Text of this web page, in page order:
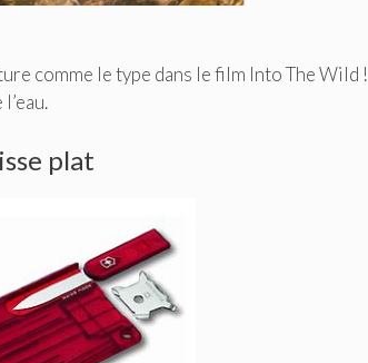
comme le type dans le film Into The Wild !
plat